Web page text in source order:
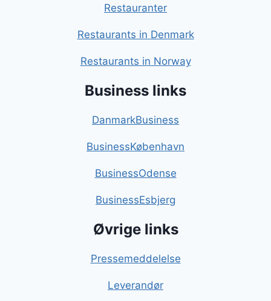
Restauranter
Restaurants in Denmark
Restaurants in Norway
Business links
DanmarkBusiness
BusinessKøbenhavn
BusinessOdense
BusinessEsbjerg
Øvrige links
Pressemeddelelse
Leverandør